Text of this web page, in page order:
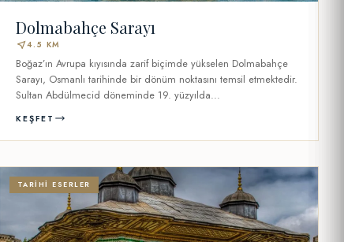
Dolmabahçe Sarayı
near_me4.5 KM
Boğaz’ın Avrupa kıyısında zarif biçimde yükselen Dolmabahçe
Sarayı, Osmanlı tarihinde bir dönüm noktasını temsil etmektedir.
Sultan Abdülmecid döneminde 19. yüzyılda...
KEŞFET
TARIHI ESERLER